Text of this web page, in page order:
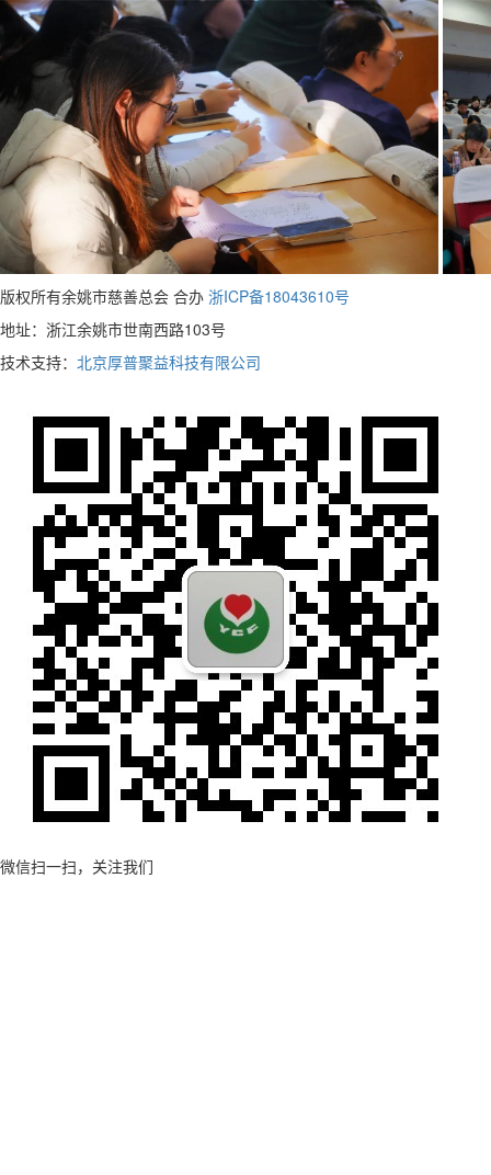
版权所有余姚市慈善总会 合办 浙ICP备18043610号
地址：浙江余姚市世南西路103号
技术支持： 北京厚普聚益科技有限公司
微信扫一扫，关注我们